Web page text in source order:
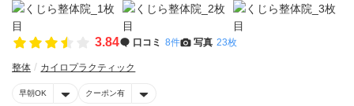
3.84 口コミ 8件 写真 23枚
整体 カイロプラクティック
早朝OK クーポン有